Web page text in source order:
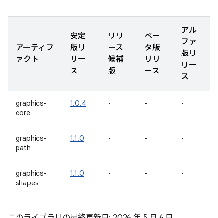
アーティフ
ァクト
安定
版リ
リー
ス
リリ
ース
候補
版
ベー
タ版
リリ
ース
アル
ファ
版リ
リー
ス
graphics-
core
1.0.4 - - -
graphics-
path
1.1.0 - - -
graphics-
shapes
1.1.0 - - -